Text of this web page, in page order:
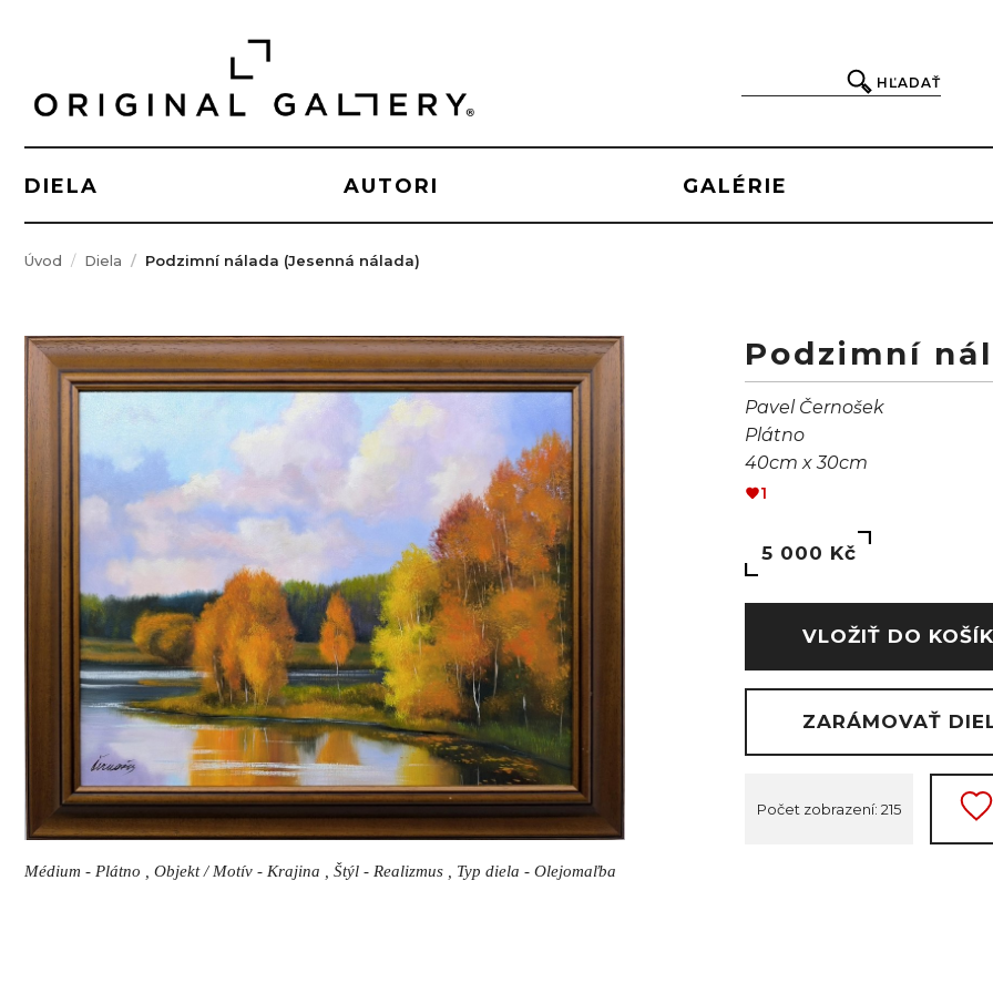
HĽADAŤ
DIELA AUTORI GALÉRIE
Úvod Diela Podzimní nálada (Jesenná nálada)
Médium - Plátno , Objekt / Motív - Krajina , Štýl - Realizmus , Typ diela - Olejomaľba
Podzimní
Pavel Černošek
Plátno
40cm x 30cm
1
5 000 Kč
VLOŽIŤ DO
ZARÁMOVAŤ
Počet zobrazení: 215